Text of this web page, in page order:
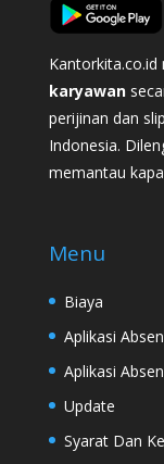
Kantorkita.co.id
karyawan
perijinan dan
Indonesia.
memantau
Menu
Biaya
Aplikasi
Aplikasi
Update
Syarat Dan